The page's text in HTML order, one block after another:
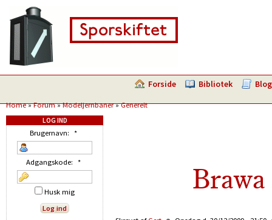
Forside Bibliotek Blog
Home»Forum»Modeljernbaner»Generelt
LOG IND
Brugernavn: *
Adgangskode: *
Husk mig